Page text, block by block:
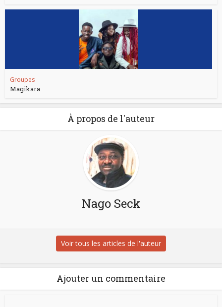
Groupes
Magikara
À propos de l'auteur
Nago Seck
Voir tous les articles de l'auteur
Ajouter un commentaire